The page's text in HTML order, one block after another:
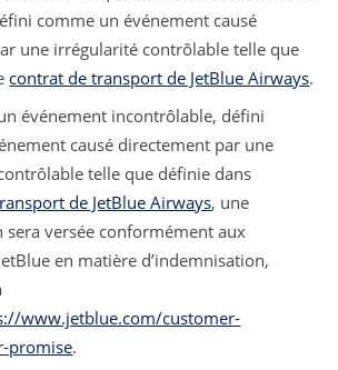
comme un événement causé
une irrégularité contrôlable telle que
contrat de transport de JetBlue Airways.
événement incontrôlable, défini
causé directement par une
telle que définie dans
de JetBlue Airways, une
versée conformément aux
en matière d’indemnisation,
www.jetblue.com/customer-
promise.